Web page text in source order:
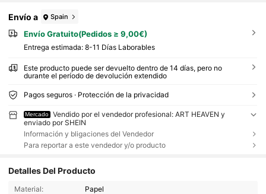
Envío a Spain
Envío Gratuito(Pedidos ≥ 9,00€)
Entrega estimada: 8-11 Días Laborables
Este producto puede ser devuelto dentro de 14 días, pero no
durante el período de devolución extendido
Pagos seguros · Protección de la privacidad
Mercado
Vendido por el vendedor profesional: ART HEAVEN y
enviado por SHEIN
Información y bligaciones del Vendedor
Para reportar a este vendedor y/o producto
Detalles Del Producto
Material: Papel